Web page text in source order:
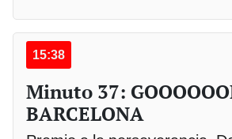
15:38
Minuto 37:
BARCELONA